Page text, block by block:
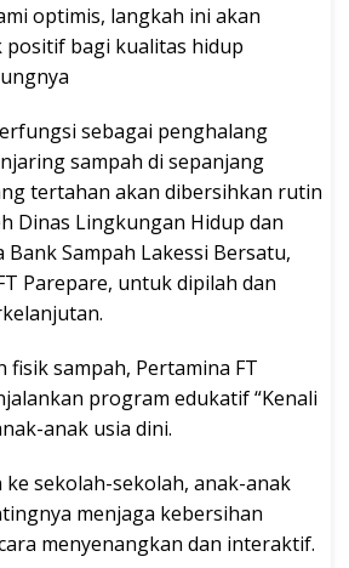
optimis, langkah ini akan
positif bagi kualitas hidup
sebagai penghalang
sampah di sepanjang
tertahan akan dibersihkan rutin
Dinas Lingkungan Hidup dan
Sampah Lakessi Bersatu,
Parepare, untuk dipilah dan
fisik sampah, Pertamina FT
program edukatif “Kenali
anak usia dini.
sekolah-sekolah, anak-anak
menjaga kebersihan
menyenangkan dan interaktif.